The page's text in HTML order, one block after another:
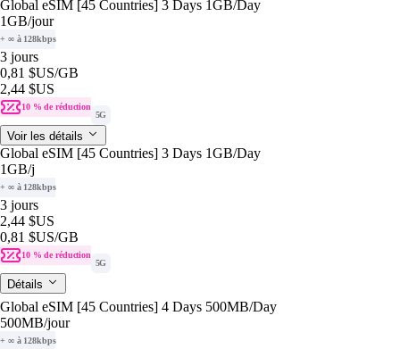
Global eSIM [45 Countries] 3 Days 1GB/Day
1GB/jour
+ ∞ à 128kbps
3 jours
0,81 $US/GB
2,44 $US
10 % de réduction
5G
Voir les détails
Global eSIM [45 Countries] 3 Days 1GB/Day
1GB/j
+ ∞ à 128kbps
3 jours
2,44 $US
0,81 $US/GB
10 % de réduction
5G
Détails
Global eSIM [45 Countries] 4 Days 500MB/Day
500MB/jour
+ ∞ à 128kbps